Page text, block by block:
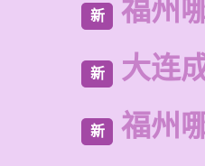
新 福州
新 大连
新 福州